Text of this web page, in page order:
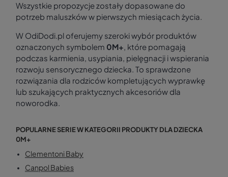
Wszystkie propozycje zostały dopasowane do
potrzeb maluszków w pierwszych miesiącach życia.
W OdiDodi.pl oferujemy szeroki wybór produktów
oznaczonych symbolem 0M+, które pomagają
podczas karmienia, usypiania, pielęgnacji i wspierania
rozwoju sensorycznego dziecka. To sprawdzone
rozwiązania dla rodziców kompletujących wyprawkę
lub szukających praktycznych akcesoriów dla
noworodka.
POPULARNE SERIE W KATEGORII PRODUKTY DLA DZIECKA
0M+
Clementoni Baby
Canpol Babies